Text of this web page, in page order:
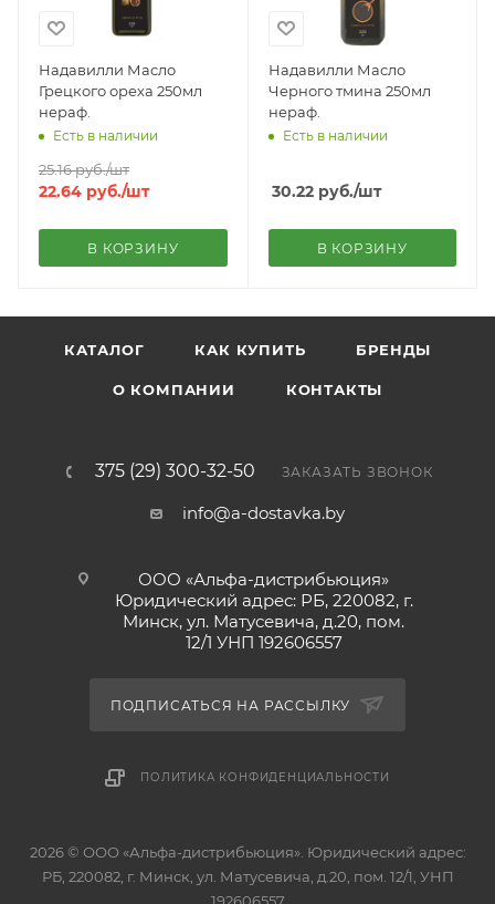
Надавилли Масло
Грецкого ореха 250мл
нераф.
Есть в наличии
25.16руб./шт
22.64 руб./шт
В КОРЗИНУ
Надавилли Масло
Черного тмина 250мл
нераф.
Есть в наличии
30.22руб./шт
В КОРЗИНУ
КАТАЛОГ КАК КУПИТЬ БРЕНДЫ
О КОМПАНИИ КОНТАКТЫ
375 (29) 300-32-50 ЗАКАЗАТЬ ЗВОНОК
info@a-dostavka.by
ООО «Альфа-дистрибьюция»
Юридический адрес: РБ, 220082, г.
Минск, ул. Матусевича, д.20, пом.
12/1 УНП 192606557
ПОДПИСАТЬСЯ НА РАССЫЛКУ
ПОЛИТИКА КОНФИДЕНЦИАЛЬНОСТИ
2026 © ООО «Альфа-дистрибьюция». Юридический адрес:
РБ, 220082, г. Минск, ул. Матусевича, д.20, пом. 12/1, УНП